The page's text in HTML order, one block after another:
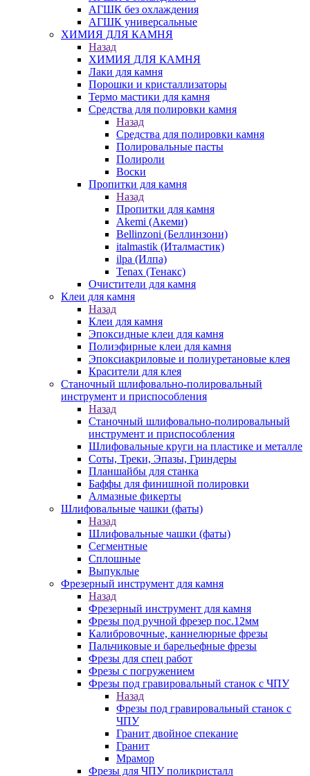
АГШК без охлаждения
АГШК универсальные
ХИМИЯ ДЛЯ КАМНЯ
Назад
ХИМИЯ ДЛЯ КАМНЯ
Лаки для камня
Порошки и кристаллизаторы
Термо мастики для камня
Средства для полировки камня
Назад
Средства для полировки камня
Полировальные пасты
Полироли
Воски
Пропитки для камня
Назад
Пропитки для камня
Akemi (Акеми)
Bellinzoni (Беллинзони)
italmastik (Италмастик)
ilpa (Илпа)
Tenax (Тенакс)
Очистители для камня
Клеи для камня
Назад
Клеи для камня
Эпоксидные клеи для камня
Полиэфирные клеи для камня
Эпоксиакриловые и полиуретановые клея
Красители для клея
Станочный шлифовально-полировальный
инструмент и приспособления
Назад
Станочный шлифовально-полировальный
инструмент и приспособления
Шлифовальные круги на пластике и металле
Соты, Треки, Эпазы, Гриндеры
Планшайбы для станка
Баффы для финишной полировки
Алмазные фикерты
Шлифовальные чашки (фаты)
Назад
Шлифовальные чашки (фаты)
Сегментные
Сплошные
Выпуклые
Фрезерный инструмент для камня
Назад
Фрезерный инструмент для камня
Фрезы под ручной фрезер пос.12мм
Калибровочные, каннелюрные фрезы
Пальчиковые и барельефные фрезы
Фрезы для спец работ
Фрезы с погружением
Фрезы под гравировальный станок с ЧПУ
Назад
Фрезы под гравировальный станок с
ЧПУ
Гранит двойное спекание
Гранит
Мрамор
Фрезы для ЧПУ поликристалл